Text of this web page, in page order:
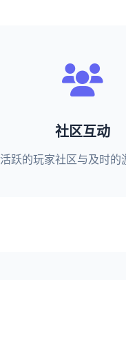
社区互动
活跃的玩家社区与及时的